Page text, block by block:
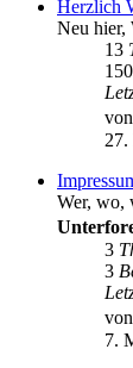
Herzlich
Neu hier,
13
150
von
27.
Wer, wo,
3
3
von
7.